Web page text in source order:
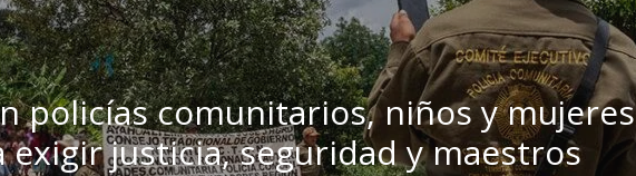
policías comunitarios, niños y mujeres
exigir justicia, seguridad y maestros